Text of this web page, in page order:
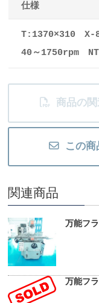
仕様
T:1370×310
40～1750rpm
商品の関
この商
関連商品
万能フ
万能フ